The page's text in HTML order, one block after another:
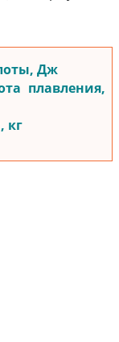
Дж
плавления,
кг